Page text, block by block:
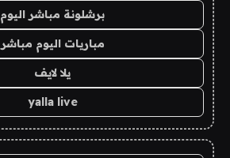
برشلونة مباشر اليوم
مباريات اليوم مباشر
يلا لايف
yalla live